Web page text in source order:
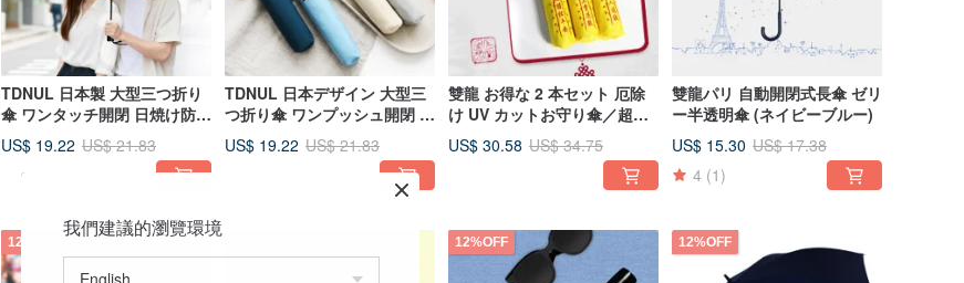
TDNUL 日本製 大型三つ折り
傘 ワンタッチ開閉 日焼け防止
インダス米 折りたたみ傘 日傘
雨傘
US$ 19.22 US$ 21.83
TDNUL 日本デザイン 大型三
つ折り傘 ワンプッシュ開閉 日
焼け防止 雨晴兼用傘 (ロック
アッシュ)
US$ 19.22 US$ 21.83
雙龍 お得な 2 本セット 厄除
け UV カットお守り傘／超軽
量・防風晴雨兼用折りたたみ
傘
US$ 30.58 US$ 34.75
雙龍パリ 自動開閉式長傘 ゼリ
ー半透明傘 (ネイビーブルー)
US$ 15.30 US$ 17.38
4 (1)
12%OFF 12%OFF 12%OFF
我們建議的瀏覽環境